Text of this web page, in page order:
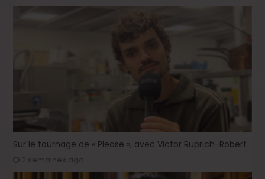
Sur le tournage de « Please », avec Victor Ruprich-Robert
2 semaines ago